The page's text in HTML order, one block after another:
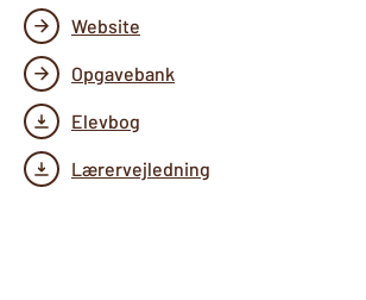
Website
Opgavebank
Elevbog
Lærervejledning